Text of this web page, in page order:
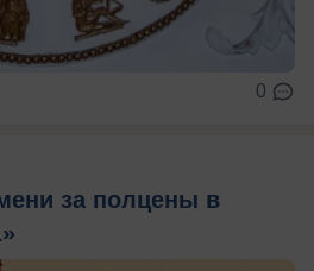
0
за полцены в